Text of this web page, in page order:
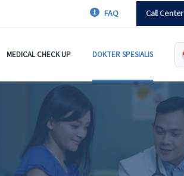
FAQ Call Center
MEDICAL CHECK UP DOKTER SPESIALIS